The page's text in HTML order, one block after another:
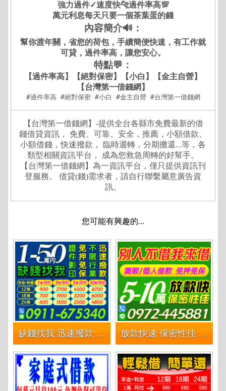
強力過件✓速度快🐆過件率高💯
萬元利息每天只要一個茶葉蛋的錢
內容簡介🔊：
幫你渡年關，省您的荷包，手續簡便快速，有工作就
可貸，過件率高，讓您安心。
特點💬：
【過件率高】【絕對保密】【小白】【金主自營】
【台灣第一借錢網】
#過件率高 #絕對保密 #小白 #金主自營 #台灣第一借錢網
【台灣第一借錢網】-提供全台各縣市免費最新的借
錢借貸資訊， 免費、可靠、安全，推薦，小額借款、
小額借錢，快速撥款， 臨時週轉，分期攤還...等，各
類型相關資訊平台， 成為您救急周轉的好幫手。
【台灣第一借錢網】為一資訊平台，僅只提供資訊刊
登服務。 借貸(錢)需求者，請自行聯繫屬意廣告資
訊。
您可能有興趣的...
缺錢找我 迅速撥款 | 證件影印 不限行業 放款快速 保密性佳 讓我幫您渡過這個難關 | 攤販借錢 個人借款 個人小額借貸 免押證 免保人 5~10萬